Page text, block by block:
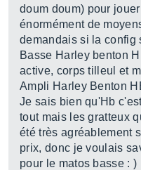
doum doum) pour
énormément de
demandais si la config
Basse Harley benton
active, corps tilleul et
Ampli Harley Benton
Je sais bien qu'Hb
tout mais les gratteux
été très agréablement
prix, donc je voulais
pour le matos basse : )